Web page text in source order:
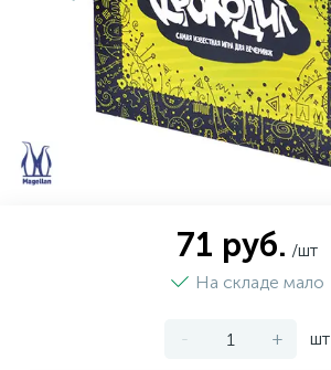
71 руб. /шт
На складе мало
- + шт